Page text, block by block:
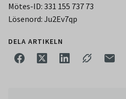
Mötes-ID: 331 155 737 73
Lösenord: Ju2Ev7qp
DELA ARTIKELN